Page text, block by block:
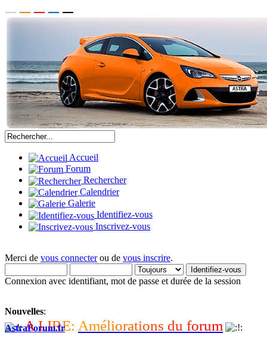
Accueil
Forum
Rechercher
Calendrier
Galerie
Identifiez-vous
Inscrivez-vous
Merci de vous connecterou de vous inscrire.
Connexion avec identifiant, mot de passe et durée de la session
Nouvelles:
A LIRE: Améliorations du forum
AstraForum.fr